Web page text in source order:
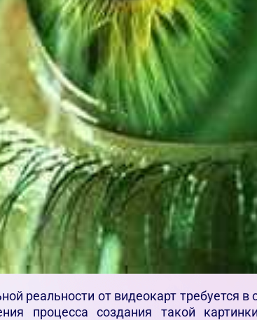
реальности от видеокарт
процесса создания такой